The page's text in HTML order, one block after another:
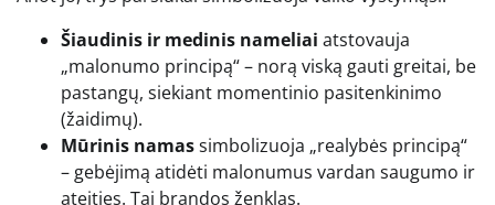
Šiaudinis ir medinis nameliai atstovauja
„malonumo principą“ – norą viską gauti greitai, be
pastangų, siekiant momentinio pasitenkinimo
(žaidimų).
Mūrinis namassimbolizuoja „realybės principą“
– gebėjimą atidėti malonumus vardan saugumo ir
ateities. Tai brandos ženklas.